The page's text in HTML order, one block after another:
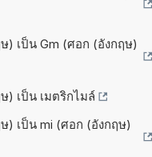
) เป็น Gm (ศอก (อังกฤษ)
) เป็น เมตริกไมล์
) เป็น mi (ศอก (อังกฤษ)